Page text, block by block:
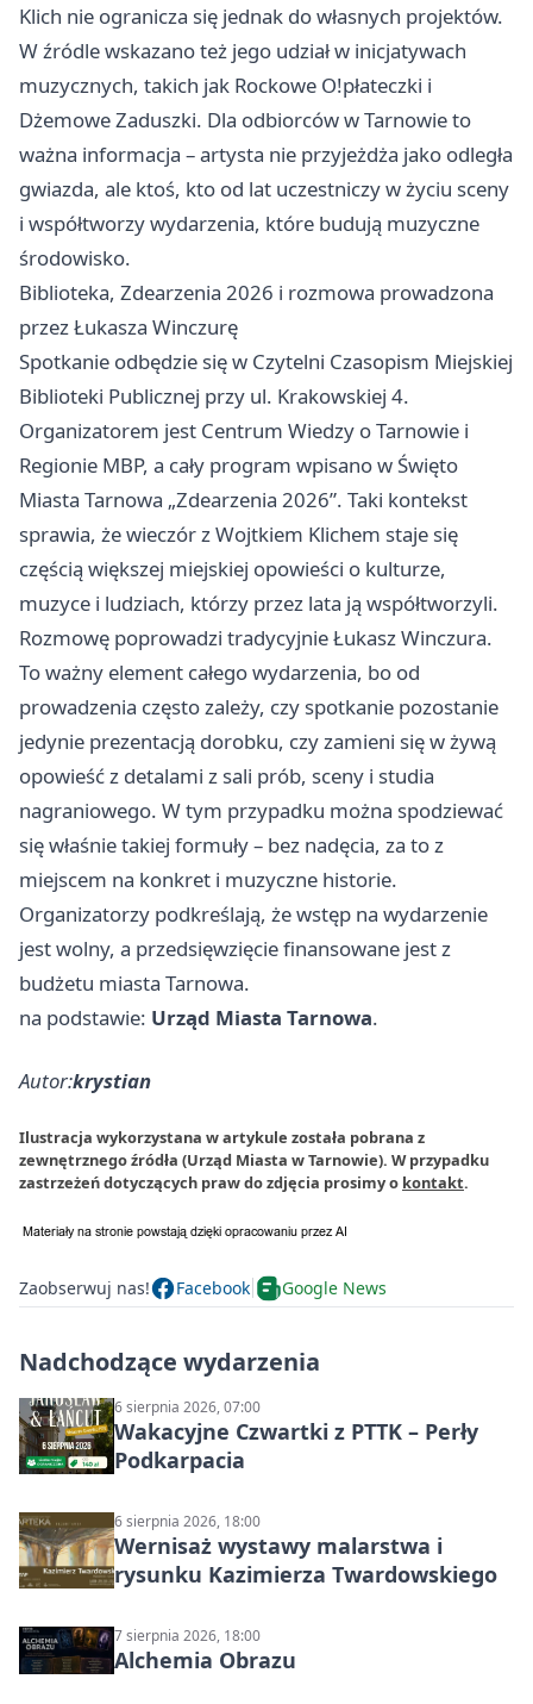
Klich nie ogranicza się jednak do własnych projektów.
W źródle wskazano też jego udział w inicjatywach
muzycznych, takich jak Rockowe O!płateczki i
Dżemowe Zaduszki. Dla odbiorców w Tarnowie to
ważna informacja – artysta nie przyjeżdża jako odległa
gwiazda, ale ktoś, kto od lat uczestniczy w życiu sceny
i współtworzy wydarzenia, które budują muzyczne
środowisko.
Biblioteka, Zdearzenia 2026 i rozmowa prowadzona
przez Łukasza Winczurę
Spotkanie odbędzie się w Czytelni Czasopism Miejskiej
Biblioteki Publicznej przy ul. Krakowskiej 4.
Organizatorem jest Centrum Wiedzy o Tarnowie i
Regionie MBP, a cały program wpisano w Święto
Miasta Tarnowa „Zdearzenia 2026”. Taki kontekst
sprawia, że wieczór z Wojtkiem Klichem staje się
częścią większej miejskiej opowieści o kulturze,
muzyce i ludziach, którzy przez lata ją współtworzyli.
Rozmowę poprowadzi tradycyjnie Łukasz Winczura.
To ważny element całego wydarzenia, bo od
prowadzenia często zależy, czy spotkanie pozostanie
jedynie prezentacją dorobku, czy zamieni się w żywą
opowieść z detalami z sali prób, sceny i studia
nagraniowego. W tym przypadku można spodziewać
się właśnie takiej formuły – bez nadęcia, za to z
miejscem na konkret i muzyczne historie.
Organizatorzy podkreślają, że wstęp na wydarzenie
jest wolny, a przedsięwzięcie finansowane jest z
budżetu miasta Tarnowa.
na podstawie: Urząd Miasta Tarnowa.
Autor:krystian
Ilustracja wykorzystana w artykule została pobrana z
zewnętrznego źródła (Urząd Miasta w Tarnowie). W przypadku
zastrzeżeń dotyczących praw do zdjęcia prosimy o kontakt.
Zaobserwuj nas! Facebook Google News
Nadchodzące wydarzenia
6 sierpnia 2026, 07:00
Wakacyjne Czwartki z PTTK – Perły
Podkarpacia
6 sierpnia 2026, 18:00
Wernisaż wystawy malarstwa i
rysunku Kazimierza Twardowskiego
7 sierpnia 2026, 18:00
Alchemia Obrazu